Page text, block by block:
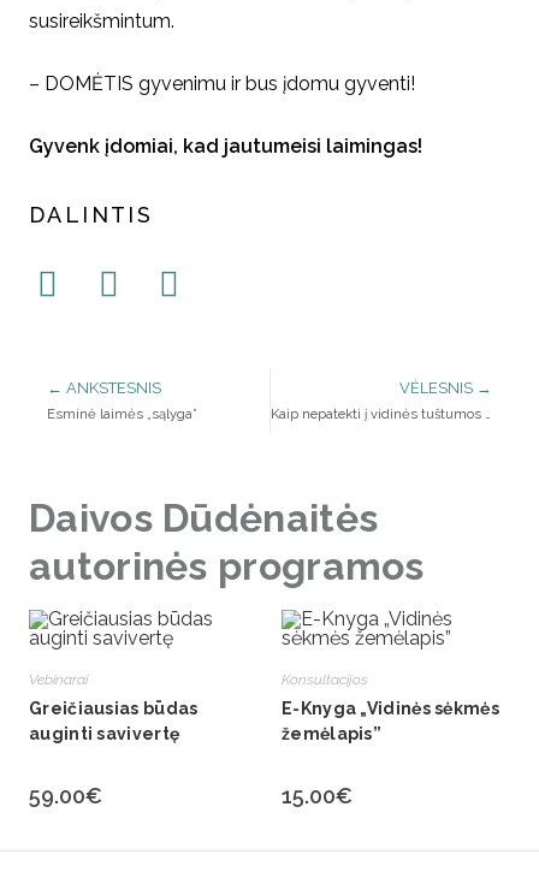
susireikšmintum.
– DOMĖTIS gyvenimu ir bus įdomu gyventi!
Gyvenk įdomiai, kad jautumeisi laimingas!
DALINTIS
← ANKSTESNIS
Esminė laimės „sąlyga”
VĖLESNIS →
Kaip nepatekti į vidinės tuštumos spąstus?
Daivos Dūdėnaitės
autorinės programos
Vebinarai
Greičiausias būdas
auginti savivertę
59.00€
Konsultacijos
E-Knyga „Vidinės sėkmės
žemėlapis”
15.00€